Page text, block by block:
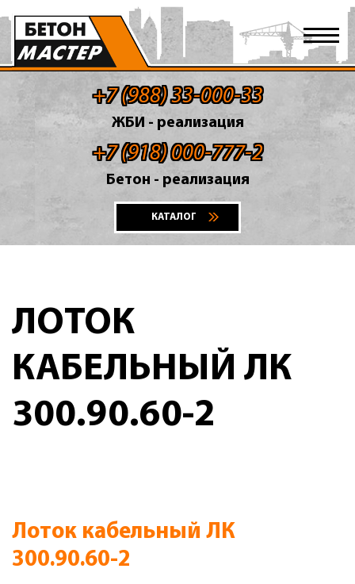
+7 (988) 33-000-33
ЖБИ - реализация
+7 (918) 000-777-2
Бетон - реализация
КАТАЛОГ
ЛОТОК
КАБЕЛЬНЫЙ ЛК
300.90.60-2
Лоток кабельный ЛК
300.90.60-2